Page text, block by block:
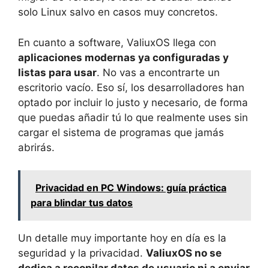
solo Linux salvo en casos muy concretos.
En cuanto a software, ValiuxOS llega con
aplicaciones modernas ya configuradas y
listas para usar. No vas a encontrarte un
escritorio vacío. Eso sí, los desarrolladores han
optado por incluir lo justo y necesario, de forma
que puedas añadir tú lo que realmente uses sin
cargar el sistema de programas que jamás
abrirás.
Privacidad en PC Windows: guía práctica
para blindar tus datos
Un detalle muy importante hoy en día es la
seguridad y la privacidad. ValiuxOS no se